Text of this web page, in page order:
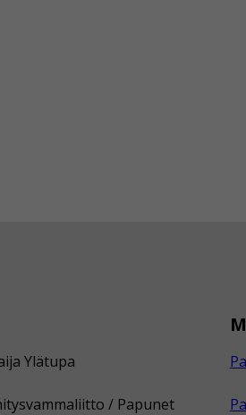
Ylätupa
/ Papunet